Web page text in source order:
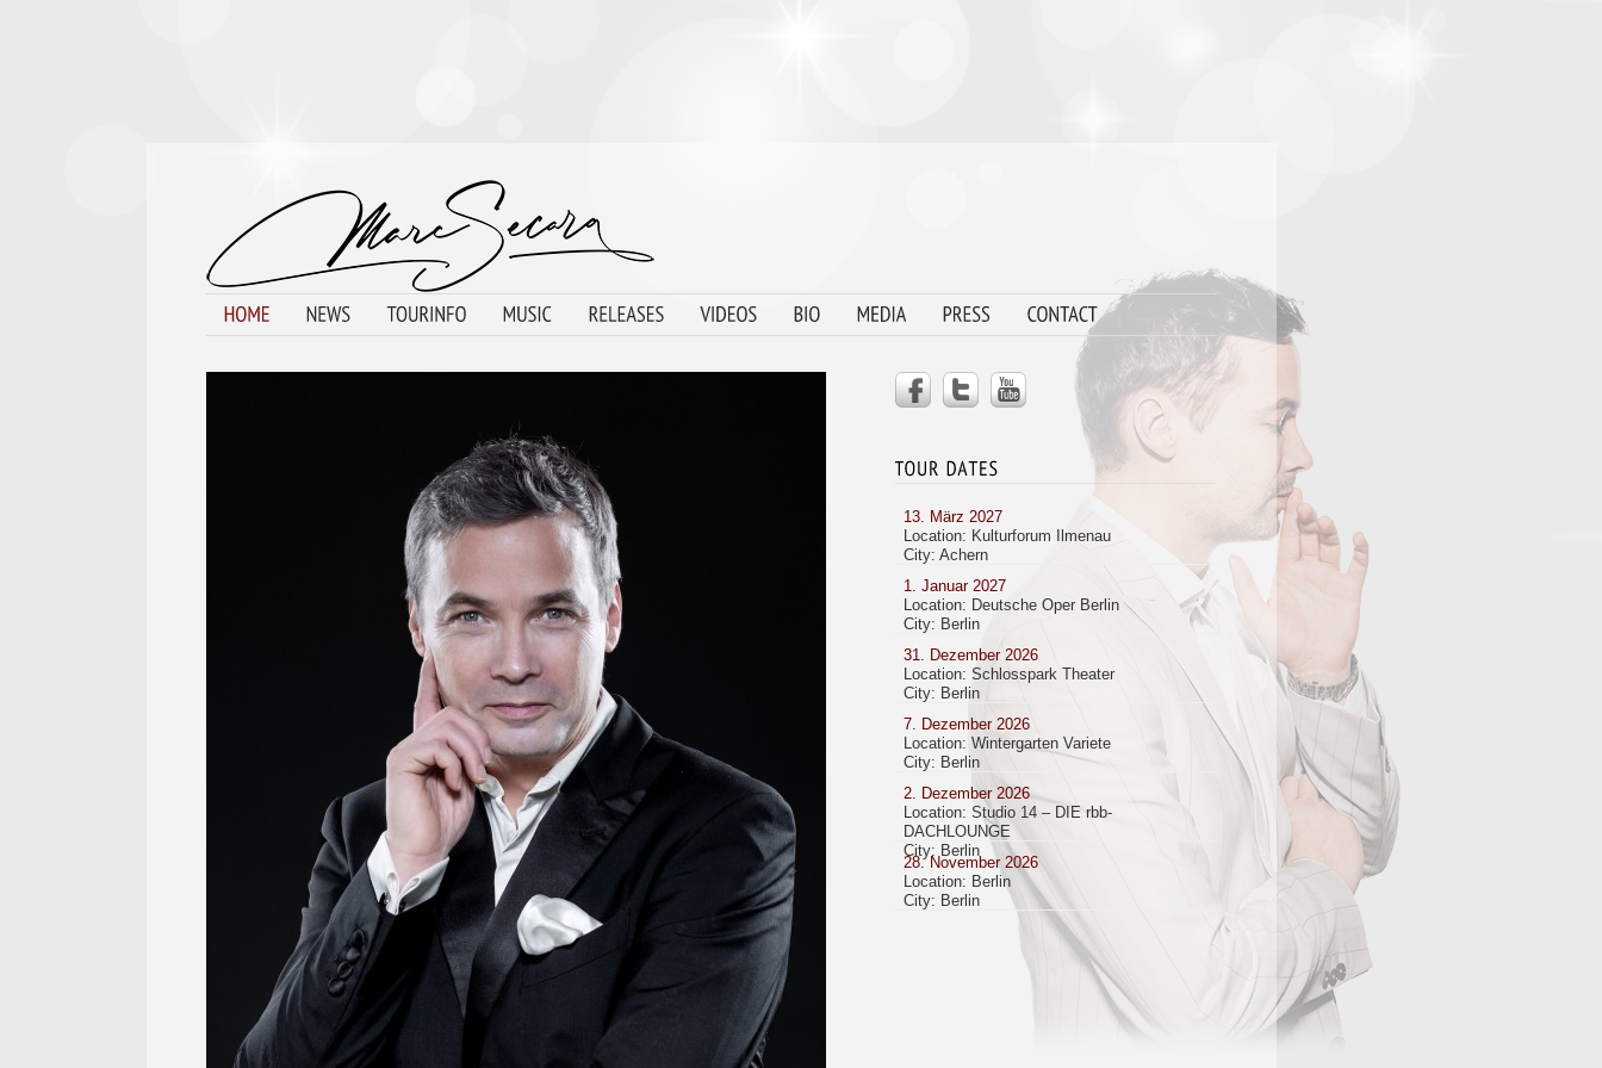
13. März 2027
Location: Kulturforum Ilmenau
City: Achern
1. Januar 2027
Location: Deutsche Oper Berlin
City: Berlin
31. Dezember 2026
Location: Schlosspark Theater
City: Berlin
7. Dezember 2026
Location: Wintergarten Variete
City: Berlin
2. Dezember 2026
Location: Studio 14 – DIE rbb-
DACHLOUNGE
City: Berlin
28. November 2026
Location: Berlin
City: Berlin